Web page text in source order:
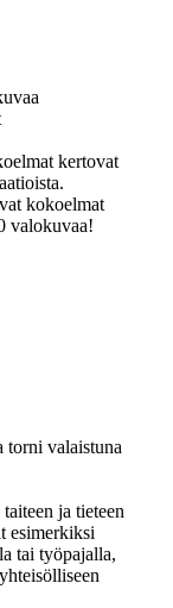
kertovat
kokoelmat
valokuvaa!
ja tieteen
esimerkiksi
tai työpajalla,